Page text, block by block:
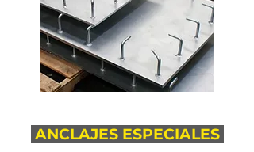
ANCLAJES ESPECIALES